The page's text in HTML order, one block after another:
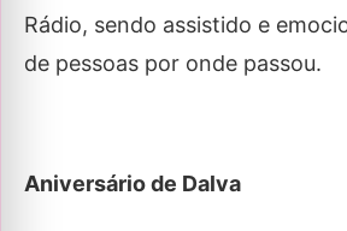
Rádio, sendo assistido e
de pessoas por onde passou.
Aniversário de Dalva